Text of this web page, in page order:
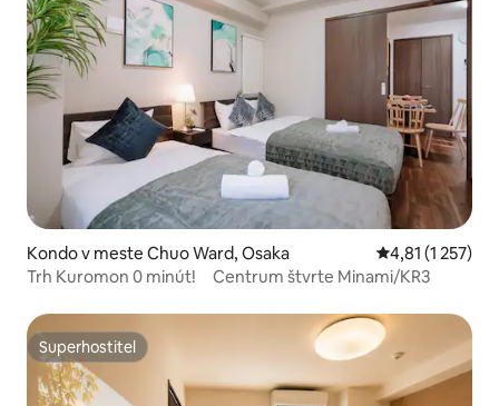
Kondo v meste Chuo Ward, Osaka Priemerné
4,81 (1 257)
Trh Kuromon 0 minút! Centrum štvrte Minami/KR3
Superhostiteľ
Superhostiteľ